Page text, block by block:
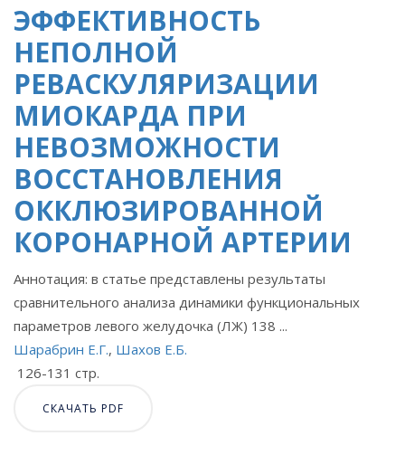
ЭФФЕКТИВНОСТЬ
НЕПОЛНОЙ
РЕВАСКУЛЯРИЗАЦИИ
МИОКАРДА ПРИ
НЕВОЗМОЖНОСТИ
ВОССТАНОВЛЕНИЯ
ОККЛЮЗИРОВАННОЙ
КОРОНАРНОЙ АРТЕРИИ
Аннотация: в статье представлены результаты
сравнительного анализа динамики функциональных
параметров левого желудочка (ЛЖ) 138 ...
Шарабрин Е.Г., Шахов Е.Б.
126-131 стр.
СКАЧАТЬ PDF